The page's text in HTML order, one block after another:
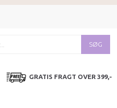
SØG
GRATIS FRAGT OVER 399,-